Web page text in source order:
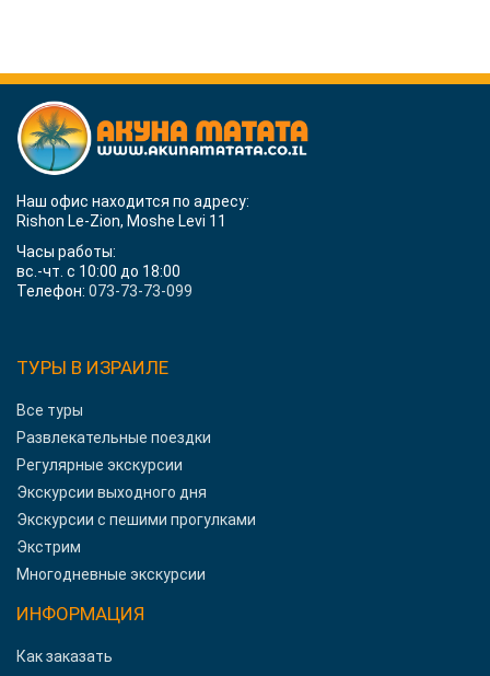
Наш офис находится по адресу:
Rishon Le-Zion, Moshe Levi 11
Часы работы:
вс.-чт. с 10:00 до 18:00
Телефон: 073-73-73-099
ТУРЫ В ИЗРАИЛЕ
Все туры
Развлекательные поездки
Регулярные экскурсии
Экскурсии выходного дня
Экскурсии с пешими прогулками
Экстрим
Многодневные экскурсии
ИНФОРМАЦИЯ
Как заказать